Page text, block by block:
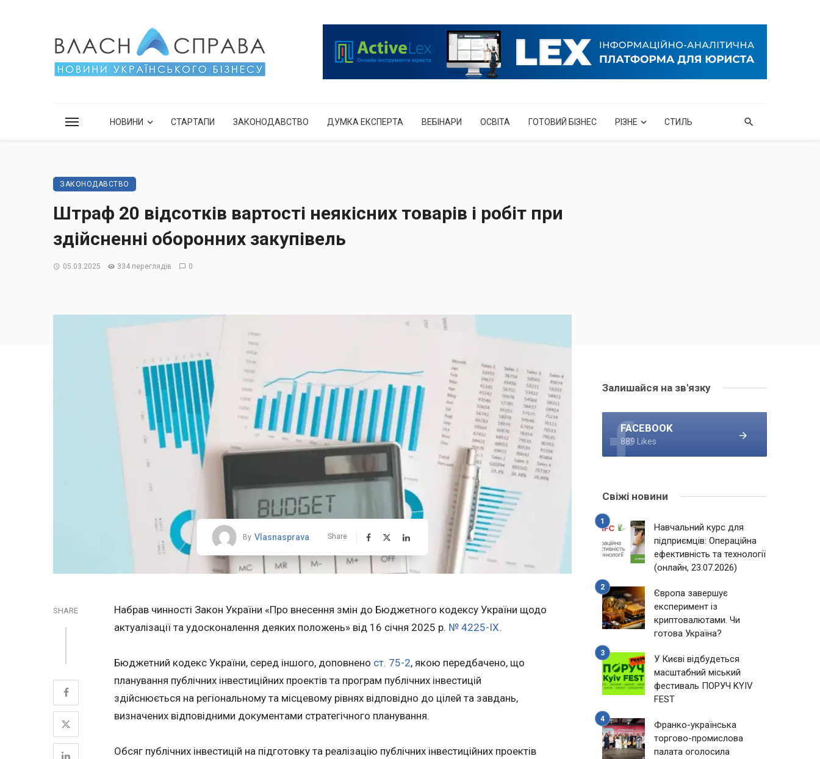
НОВИНИ СТАРТАПИ ЗАКОНОДАВСТВО ДУМКА ЕКСПЕРТА ВЕБІНАРИ ОСВІТА ГОТОВИЙ БІЗНЕС РІЗНЕ СТИЛЬ
ЗАКОНОДАВСТВО
Штраф 20 відсотків вартості неякісних товарів і робіт при
здійсненні оборонних закупівель
05.03.2025 334 переглядів 0
By Vlasnasprava Share
SHARE
Набрав чинності Закон України «Про внесення змін до Бюджетного кодексу України щодо
актуалізації та удосконалення деяких положень» від 16 січня 2025 р. № 4225-IX.
Бюджетний кодекс України, серед іншого, доповнено ст. 75-2, якою передбачено, що
планування публічних інвестиційних проектів та програм публічних інвестицій
здійснюється на регіональному та місцевому рівнях відповідно до цілей та завдань,
визначених відповідними документами стратегічного планування.
Обсяг публічних інвестицій на підготовку та реалізацію публічних інвестиційних проектів
Залишайся на зв'язку
FACEBOOK
889 Likes
Свіжі новини
Навчальний курс для
підприємців: Операційна
ефективність та технології
(онлайн, 23.07.2026)
Європа завершує
експеримент із
криптовалютами. Чи
готова Україна?
У Києві відбудеться
масштабний міський
фестиваль ПОРУЧ KYIV
FEST
Франко-українська
торгово-промислова
палата оголосила